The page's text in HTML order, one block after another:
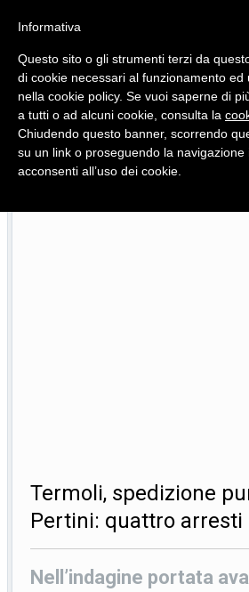
Quotidiano d'informazione distribuito in
Termoli, spedizione
Pertini: quattro arresti
Nell’indagine portata
Informativa
Questo sito o gli strumenti terzi da
di cookie necessari al funzionamento ed
nella cookie policy. Se vuoi saperne di
a tutti o ad alcuni cookie, consulta la
Chiudendo questo banner, scorrendo
su un link o proseguendo la navigazione
acconsenti all’uso dei cookie.